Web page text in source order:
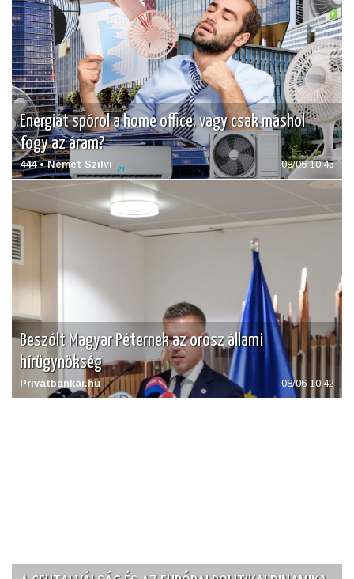
Energiát spórol a home office, vagy csak máshol
fogy az áram?
444 • Német Szilvi 08/06 10:45
Beszólt Magyar Péternek az orosz állami
hírügynökség
Privátbankár.hu 08/06 10:42